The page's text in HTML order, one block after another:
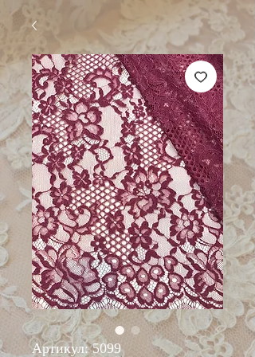
Артикул: 5099